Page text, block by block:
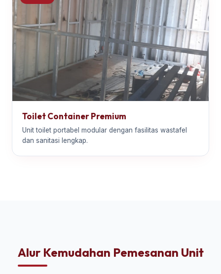
Toilet Container Premium
Unit toilet portabel modular dengan fasilitas wastafel
dan sanitasi lengkap.
Alur Kemudahan Pemesanan Unit